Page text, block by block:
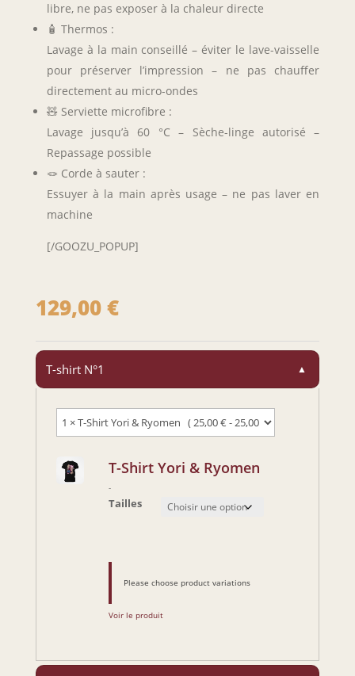
libre, ne pas exposer à la chaleur directe
🧴 Thermos :
Lavage à la main conseillé – éviter le lave-vaisselle
pour préserver l’impression – ne pas chauffer
directement au micro-ondes
🧸 Serviette microfibre :
Lavage jusqu’à 60 °C – Sèche-linge autorisé –
Repassage possible
🪢 Corde à sauter :
Essuyer à la main après usage – ne pas laver en
machine
[/GOOZU_POPUP]
129,00€
▲
T-shirt N°1
T-Shirt Yori & Ryomen
-
Tailles
Please choose product variations
Voir le produit